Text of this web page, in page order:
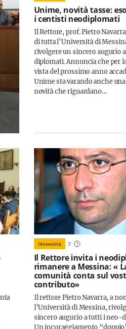
Unime, novità tasse:
i centisti neodiplomati
Il Rettore, prof. Pietro
di tutta l’Università di
rivolgere un sincero augurio
diplomati. Annuncia che per
vista del prossimo anno
Unime sta varando anche
novità che riguardano…
Università 3'
Il Rettore invita i
rimanere a Messina: «
comunità conta sul
contributo»
Il rettore Pietro Navarra, a
l’Università di Messina,
sincero augurio a tutti i neo-
Un incoraggiamento